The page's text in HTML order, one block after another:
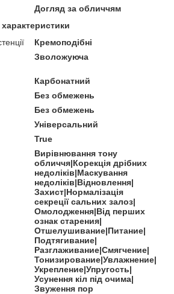
Догляд за обличчям
Кремоподібні
Зволожуюча
Карбонатний
Без обмежень
Без обмежень
Універсальний
True
Вирівнювання тону
обличчя|Корекція дрібних
недоліків|Маскування
недоліків|Відновлення|
Захист|Нормалізація
секреції сальних залоз|
Омолодження|Від перших
ознак старения|
Отшелушивание|Питание|
Подтягивание|
Разглаживание|Смягчение|
Тонизирование|Увлажнение|
Укрепление|Упругость|
Усунення кіл під очима|
Звуження пор